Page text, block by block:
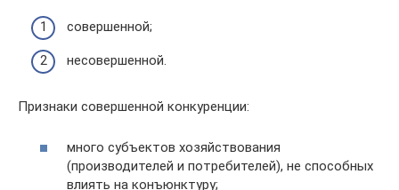
совершенной;
несовершенной.
Признаки совершенной конкуренции:
много субъектов хозяйствования
(производителей и потребителей), не способных
влиять на конъюнктуру;